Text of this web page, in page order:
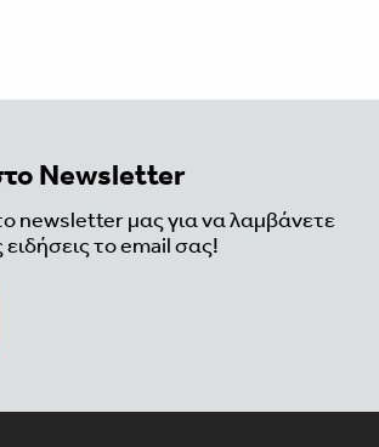
Newsletter
newsletter μας για να λαμβάνετε
ειδήσεις το email σας!